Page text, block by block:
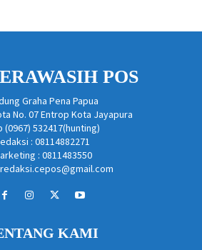
POS
Graha Pena Papua
No. 07 Entrop Kota Jayapura
(0967) 532417(hunting)
: 08114882271
: 0811483550
redaksi.cepos@gmail.com
KAMI